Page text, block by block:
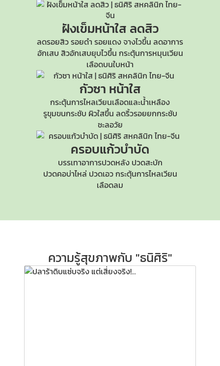
ฝังเข็มหน้าใส ลดสิว
ลดรอยสิว รอยดำ รอยแดง จางไวขึ้น ลดอาการ
อักเสบ สิวอักเสบยุบไวขึ้น กระตุ้นการหมุนเวียน
เลือดบนใบหน้า
กัวซา หน้าใส
กระตุ้นการไหลเวียนเลือดและน้ำเหลือง
รูขุมขนกระชับ ผิวใสขึ้น ลดริ้วรอยยกกระชับ
ชะลอวัย
ครอบแก้วบำบัด
บรรเทาอาการปวดหลัง ปวดสะบัก
ปวดคอบ่าไหล่ ปวดเอว กระตุ้นการไหลเวียน
เลือดลม
ความรู้สุขภาพกับ "ธนิศิริ"